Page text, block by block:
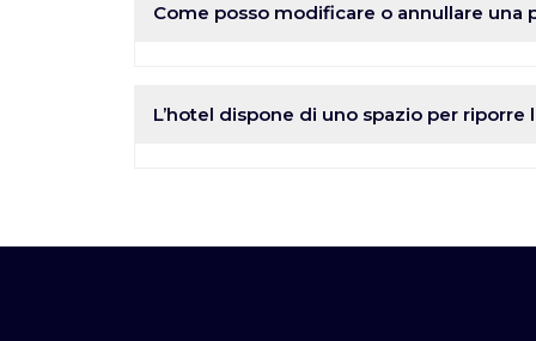
l’ingresso principale e per la vostra
Come posso modificare o annullare
modifiche manuali.
L’hotel dispone di uno spazio per riporre